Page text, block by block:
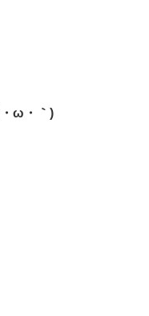
・ω・｀)